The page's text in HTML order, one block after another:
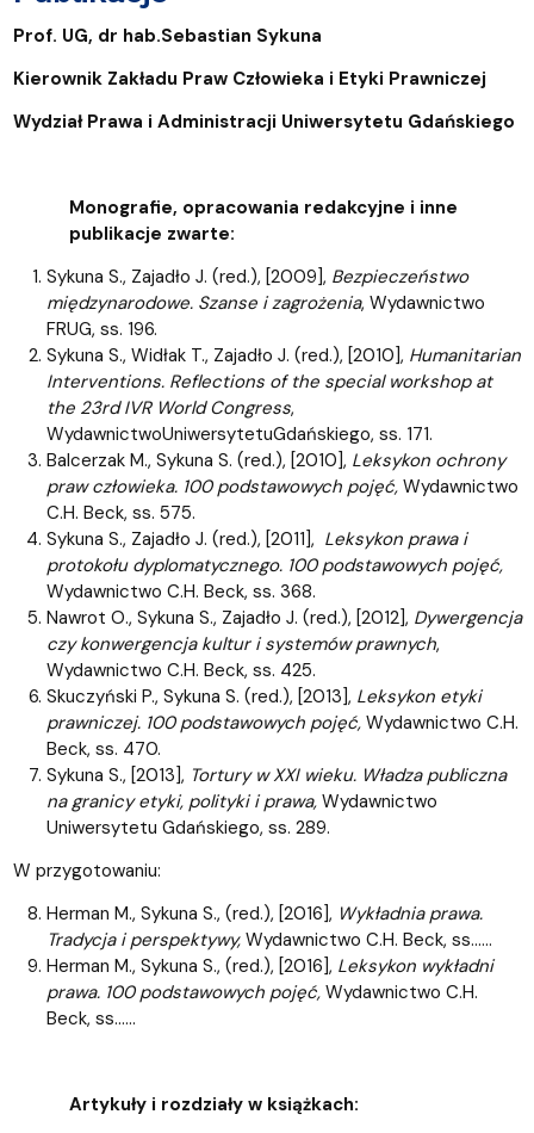
Prof. UG, dr hab.Sebastian Sykuna
Kierownik Zakładu Praw Człowieka i Etyki Prawniczej
Wydział Prawa i Administracji Uniwersytetu Gdańskiego
Monografie, opracowania redakcyjne i inne
publikacje zwarte:
Sykuna S., Zajadło J. (red.), [2009], Bezpieczeństwo
międzynarodowe. Szanse i zagrożenia, Wydawnictwo
FRUG, ss. 196.
Sykuna S., Widłak T., Zajadło J. (red.), [2010], Humanitarian
Interventions. Reflections of the special workshop at
the 23rd IVR World Congress,
WydawnictwoUniwersytetuGdańskiego, ss. 171.
Balcerzak M., Sykuna S. (red.), [2010], Leksykon ochrony
praw człowieka. 100 podstawowych pojęć, Wydawnictwo
C.H. Beck, ss. 575.
Sykuna S., Zajadło J. (red.), [2011], Leksykon prawa i
protokołu dyplomatycznego. 100 podstawowych pojęć,
Wydawnictwo C.H. Beck, ss. 368.
Nawrot O., Sykuna S., Zajadło J. (red.), [2012], Dywergencja
czy konwergencja kultur i systemów prawnych,
Wydawnictwo C.H. Beck, ss. 425.
Skuczyński P., Sykuna S. (red.), [2013], Leksykon etyki
prawniczej. 100 podstawowych pojęć, Wydawnictwo C.H.
Beck, ss. 470.
Sykuna S., [2013], Tortury w XXI wieku. Władza publiczna
na granicy etyki, polityki i prawa, Wydawnictwo
Uniwersytetu Gdańskiego, ss. 289.
W przygotowaniu:
Herman M., Sykuna S., (red.), [2016], Wykładnia prawa.
Tradycja i perspektywy, Wydawnictwo C.H. Beck, ss……
Herman M., Sykuna S., (red.), [2016], Leksykon wykładni
prawa. 100 podstawowych pojęć, Wydawnictwo C.H.
Beck, ss……
Artykuły i rozdziały w książkach: